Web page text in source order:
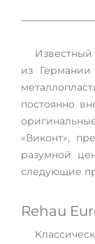
из
постоянно
«Виконт»,
разумной
следующие
Rehau